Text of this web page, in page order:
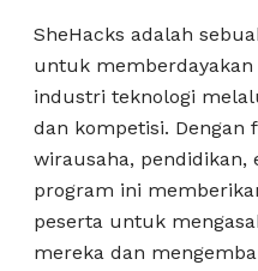
SheHacks adalah
untuk
industri teknologi
dan kompetisi. Dengan
wirausaha, pendidikan,
program ini
peserta untuk
mereka dan